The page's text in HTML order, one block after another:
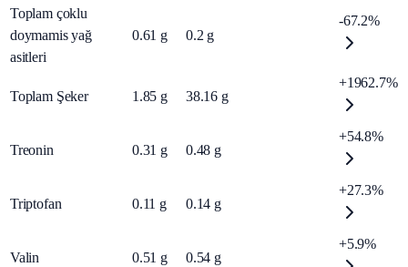
Toplam çoklu
doymamis yağ
asitleri
0.61 g 0.2 g
-67.2%
Toplam Şeker 1.85 g 38.16 g
+1962.7%
Treonin 0.31 g 0.48 g
+54.8%
Triptofan 0.11 g 0.14 g
+27.3%
Valin 0.51 g 0.54 g
+5.9%